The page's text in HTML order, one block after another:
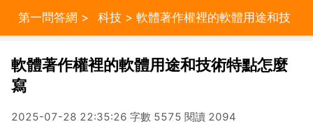
第一問答網 > 科技 > 軟體著作權裡的軟體用途和技
術特點怎麼寫
軟體著作權裡的軟體用途和技術特點怎麼
寫
2025-07-28 22:35:26 字數 5575 閱讀 2094